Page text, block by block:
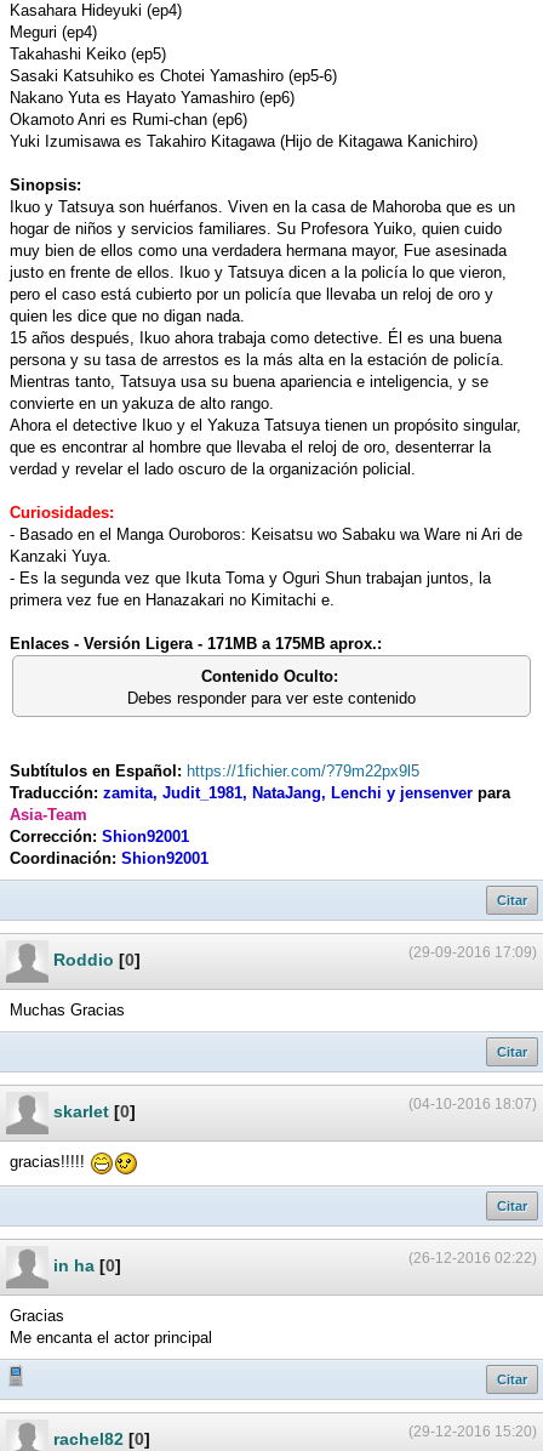
Kasahara Hideyuki (ep4)
Meguri (ep4)
Takahashi Keiko (ep5)
Sasaki Katsuhiko es Chotei Yamashiro (ep5-6)
Nakano Yuta es Hayato Yamashiro (ep6)
Okamoto Anri es Rumi-chan (ep6)
Yuki Izumisawa es Takahiro Kitagawa (Hijo de Kitagawa Kanichiro)
Sinopsis:
Ikuo y Tatsuya son huérfanos. Viven en la casa de Mahoroba que es un
hogar de niños y servicios familiares. Su Profesora Yuiko, quien cuido
muy bien de ellos como una verdadera hermana mayor, Fue asesinada
justo en frente de ellos. Ikuo y Tatsuya dicen a la policía lo que vieron,
pero el caso está cubierto por un policía que llevaba un reloj de oro y
quien les dice que no digan nada.
15 años después, Ikuo ahora trabaja como detective. Él es una buena
persona y su tasa de arrestos es la más alta en la estación de policía.
Mientras tanto, Tatsuya usa su buena apariencia e inteligencia, y se
convierte en un yakuza de alto rango.
Ahora el detective Ikuo y el Yakuza Tatsuya tienen un propósito singular,
que es encontrar al hombre que llevaba el reloj de oro, desenterrar la
verdad y revelar el lado oscuro de la organización policial.
Curiosidades:
- Basado en el Manga Ouroboros: Keisatsu wo Sabaku wa Ware ni Ari de
Kanzaki Yuya.
- Es la segunda vez que Ikuta Toma y Oguri Shun trabajan juntos, la
primera vez fue en Hanazakari no Kimitachi e.
Enlaces - Versión Ligera - 171MB a 175MB aprox.:
Contenido Oculto:
Debes responder para ver este contenido
Subtítulos en Español: https://1fichier.com/?79m22px9l5
Traducción: zamita, Judit_1981, NataJang, Lenchi y jensenver para
Asia-Team
Corrección: Shion92001
Coordinación: Shion92001
Citar
(29-09-2016 17:09)
Roddio [0]
Muchas Gracias
Citar
(04-10-2016 18:07)
skarlet [0]
gracias!!!!!
Citar
(26-12-2016 02:22)
in ha [0]
Gracias
Me encanta el actor principal
Citar
(29-12-2016 15:20)
rachel82 [0]